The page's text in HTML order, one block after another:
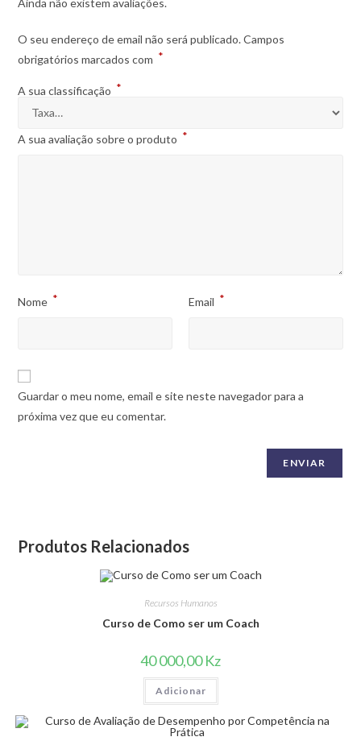
Ainda não existem avaliações.
O seu endereço de email não será publicado. Campos
obrigatórios marcados com *
A sua classificação *
A sua avaliação sobre o produto *
Nome * Email *
Guardar o meu nome, email e site neste navegador para a
próxima vez que eu comentar.
Produtos Relacionados
Recursos Humanos
Curso de Como ser um Coach
40 000,00Kz
Adicionar